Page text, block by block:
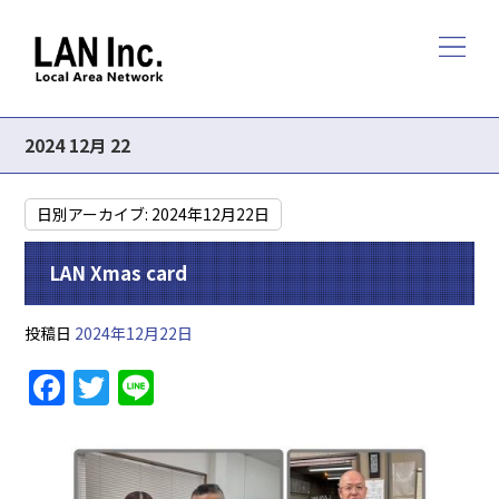
2024 12月 22
日別アーカイブ: 2024年12月22日
LAN Xmas card
投稿日 2024年12月22日
F
a
c
T
w
itte